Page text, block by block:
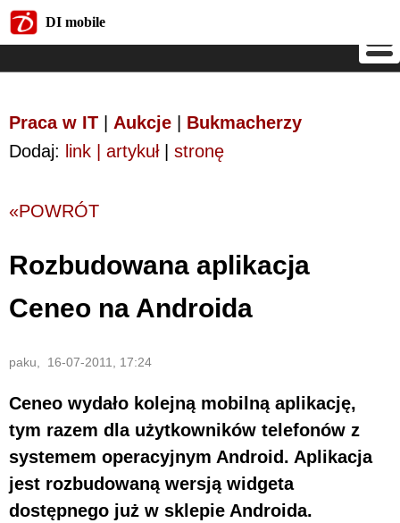
DI mobile
Praca w IT Aukcje
Bukmacherzy
Dodaj: link | artykuł| stronę
«POWRÓT
Rozbudowana aplikacja
Ceneo na Androida
paku, 16-07-2011, 17:24
Ceneo wydało kolejną mobilną aplikację,
tym razem dla użytkowników telefonów z
systemem operacyjnym Android. Aplikacja
jest rozbudowaną wersją widgeta
dostępnego już w sklepie Androida.
DI mobile